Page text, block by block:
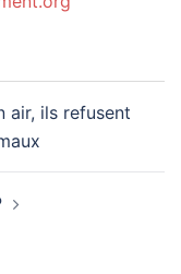
air, ils refusent